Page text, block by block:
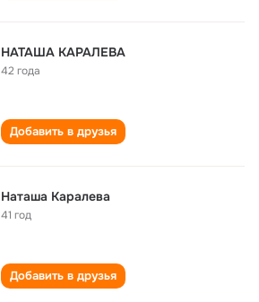
НАТАША КАРАЛЕВА
42 года
Добавить в друзья
Наташа Каралева
41 год
Добавить в друзья